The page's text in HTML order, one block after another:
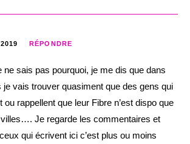
RÉPONDRE
ne sais pas pourquoi, je me dis que dans
vais trouver quasiment que des gens qui
ou rappellent que leur Fibre n’est dispo que
Je regarde les commentaires et
qui écrivent ici c’est plus ou moins